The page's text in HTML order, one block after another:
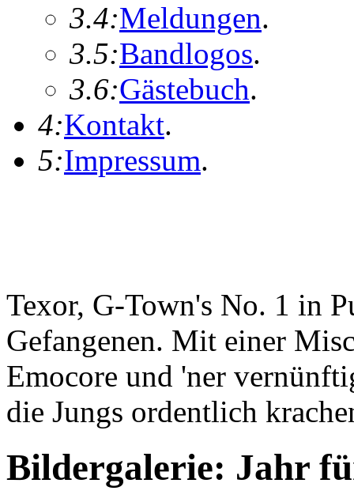
3.4:Meldungen.
3.5:Bandlogos.
3.6:Gästebuch.
4:Kontakt.
5:Impressum.
Texor, G-Town's No. 1 in
Gefangenen. Mit einer
Emocore und 'ner
die Jungs ordentlich
Bildergalerie: Jahr